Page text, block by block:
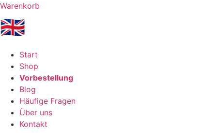
Warenkorb
🇬🇧
Start
Shop
Vorbestellung
Blog
Häufige Fragen
Über uns
Kontakt